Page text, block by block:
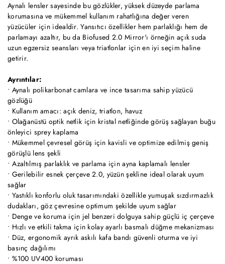
Aynalı lensler sayesinde bu gözlükler, yüksek düzeyde parlama
korumasına ve mükemmel kullanım rahatlığına değer veren
yüzücüler için idealdir. Yansıtıcı özellikler hem parlaklığı hem de
parlamayı azaltır, bu da Biofused 2.0 Mirror'ı örneğin açık suda
uzun egzersiz seansları veya triatlonlar için en iyi seçim haline
getirir.
Ayrıntılar:
• Aynalı polikarbonat camlara ve ince tasarıma sahip yüzücü
gözlüğü
• Kullanım amacı: açık deniz, triatlon, havuz
• Olağanüstü optik netlik için kristal netliğinde görüş sağlayan buğu
önleyici sprey kaplama
• Mükemmel çevresel görüş için kavisli ve optimize edilmiş geniş
görüşlü lens şekli
• Azaltılmış parlaklık ve parlama için ayna kaplamalı lensler
• Gerilebilir esnek çerçeve 2.0, yüzün şekline ideal olarak uyum
sağlar
• Yastıklı konforlu oluk tasarımındaki özellikle yumuşak sızdırmazlık
dudakları, göz çevresine optimum şekilde uyum sağlar
• Denge ve koruma için jel benzeri dolguya sahip güçlü iç çerçeve
• Hızlı ve etkili takma için kolay ayarlı basmalı düğme mekanizması
• Düz, ergonomik ayrık askılı kafa bandı güvenli oturma ve iyi
basınç dağılımı
• %100 UV400 koruması